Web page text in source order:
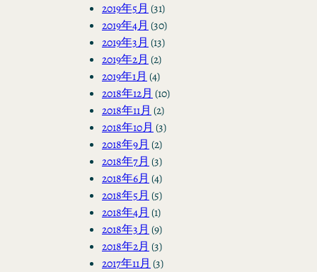
2019年5月 (31)
2019年4月 (30)
2019年3月 (13)
2019年2月 (2)
2019年1月 (4)
2018年12月 (10)
2018年11月 (2)
2018年10月 (3)
2018年9月 (2)
2018年7月 (3)
2018年6月 (4)
2018年5月 (5)
2018年4月 (1)
2018年3月 (9)
2018年2月 (3)
2017年11月 (3)